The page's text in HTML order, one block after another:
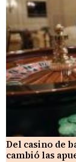
Del casino de
cambió las